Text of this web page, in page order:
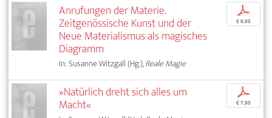
Anrufungen der Materie.
Zeitgenössische Kunst und der
Neue Materialismus als magisches
Diagramm
In: Susanne Witzgall (Hg.),Reale Magie
p
€ 9,95
»Natürlich dreht sich alles um
Macht«
p
€ 7,95